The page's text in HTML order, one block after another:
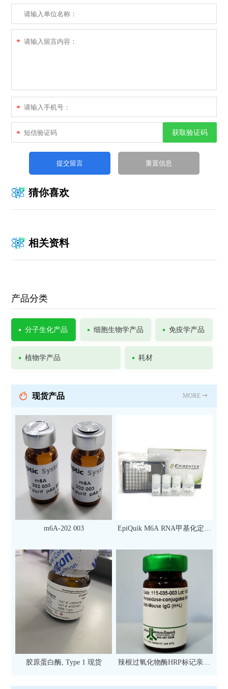
*
*
* 获取验证码
猜你喜欢
相关资料
产品分类
分子生化产品 细胞生物学产品 免疫学产品
植物学产品 耗材
现货产品 MORE
m6A-202 003
EpiQuik M6A RNA甲基化定量
次）
胶原蛋白酶, Type 1 现货
辣根过氧化物酶HRP标记亲和
抗 现货